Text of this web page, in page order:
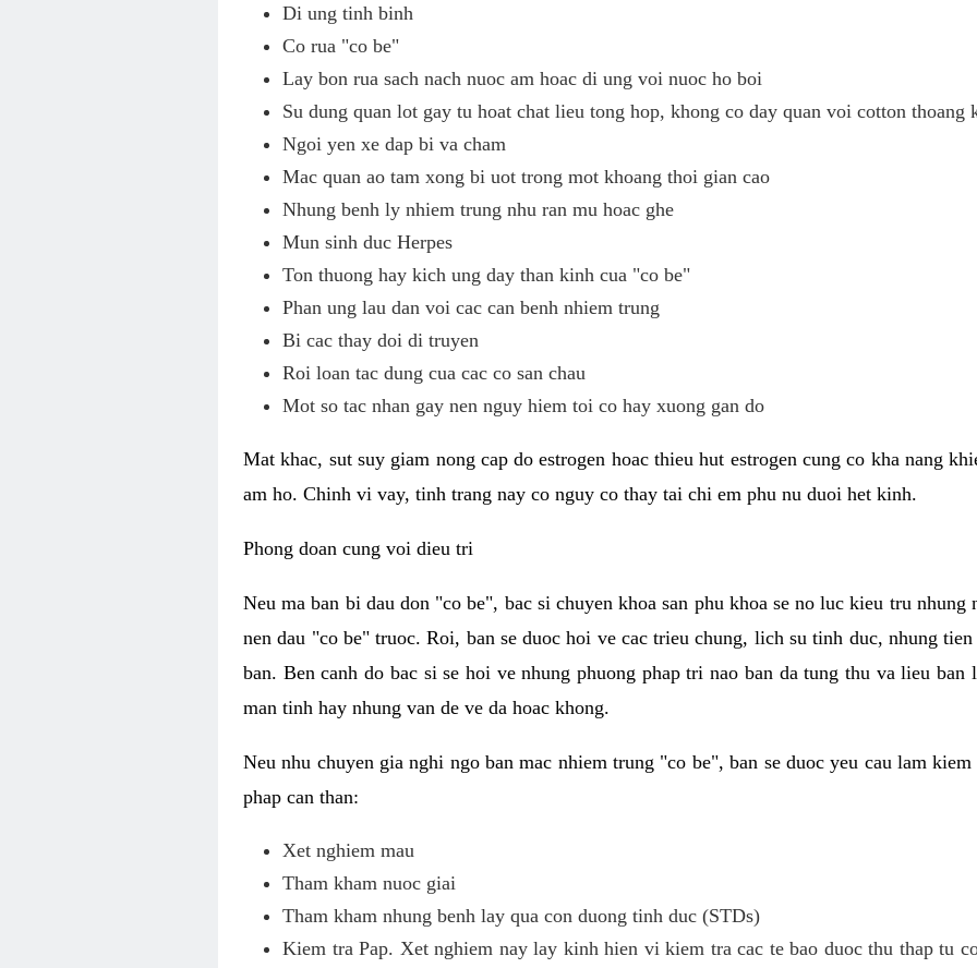
Di ung tinh binh
Co rua "co be"
Lay bon rua sach nach nuoc am hoac di ung voi nuoc ho boi
Su dung quan lot gay tu hoat chat lieu tong hop, khong co day quan voi cotton thoang
Ngoi yen xe dap bi va cham
Mac quan ao tam xong bi uot trong mot khoang thoi gian cao
Nhung benh ly nhiem trung nhu ran mu hoac ghe
Mun sinh duc Herpes
Ton thuong hay kich ung day than kinh cua "co be"
Phan ung lau dan voi cac can benh nhiem trung
Bi cac thay doi di truyen
Roi loan tac dung cua cac co san chau
Mot so tac nhan gay nen nguy hiem toi co hay xuong gan do
Mat khac, sut suy giam nong cap do estrogen hoac thieu hut estrogen cung co kha nang
am ho. Chinh vi vay, tinh trang nay co nguy co thay tai chi em phu nu duoi het kinh.
Phong doan cung voi dieu tri
Neu ma ban bi dau don "co be", bac si chuyen khoa san phu khoa se no luc kieu tru nhung
nen dau "co be" truoc. Roi, ban se duoc hoi ve cac trieu chung, lich su tinh duc, nhung
ban. Ben canh do bac si se hoi ve nhung phuong phap tri nao ban da tung thu va lieu
man tinh hay nhung van de ve da hoac khong.
Neu nhu chuyen gia nghi ngo ban mac nhiem trung "co be", ban se duoc yeu cau lam
phap can than:
Xet nghiem mau
Tham kham nuoc giai
Tham kham nhung benh lay qua con duong tinh duc (STDs)
Kiem tra Pap. Xet nghiem nay lay kinh hien vi kiem tra cac te bao duoc thu thap tu